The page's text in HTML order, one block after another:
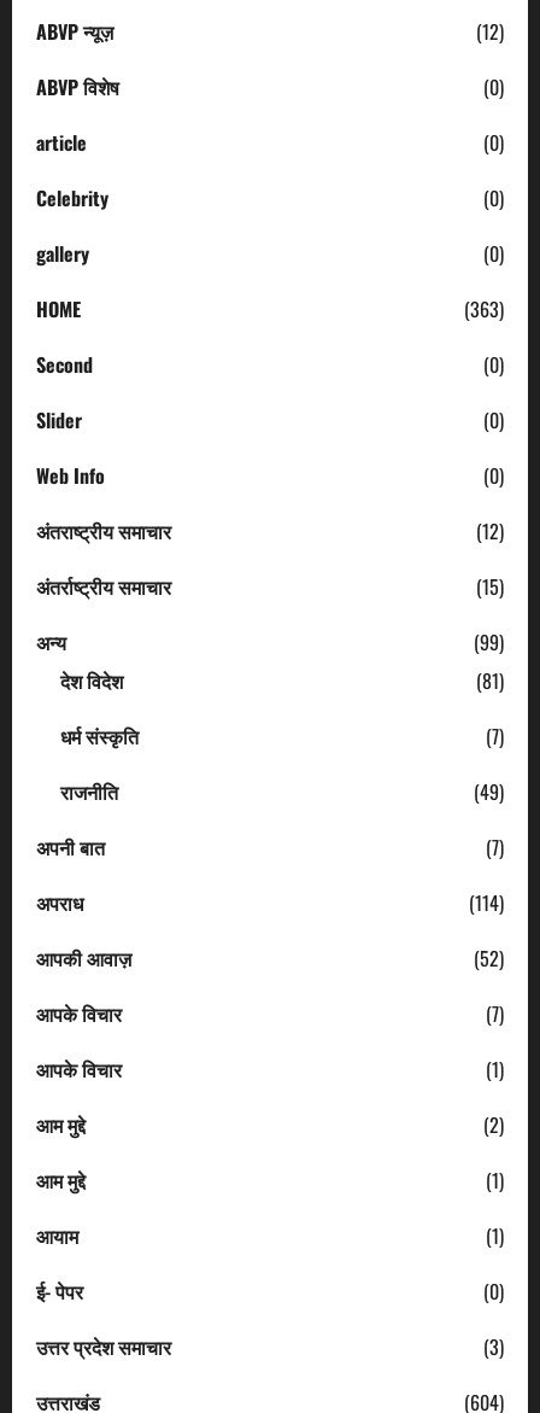
ABVP न्यूज़
(12)
ABVP विशेष
(0)
article
(0)
Celebrity
(0)
gallery
(0)
HOME
(363)
Second
(0)
Slider
(0)
Web Info
(0)
अंतराष्ट्रीय समाचार
(12)
अंतर्राष्ट्रीय समाचार
(15)
अन्य
(99)
देश विदेश
(81)
धर्म संस्कृति
(7)
राजनीति
(49)
अपनी बात
(7)
अपराध
(114)
आपकी आवाज़
(52)
आपके विचार
(7)
आपके विचार
(1)
आम मुद्दे
(2)
आम मुद्दे
(1)
आयाम
(1)
ई- पेपर
(0)
उत्तर प्रदेश समाचार
(3)
उत्तराखंड
(604)